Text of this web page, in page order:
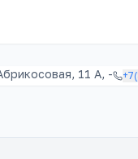
11 А, -